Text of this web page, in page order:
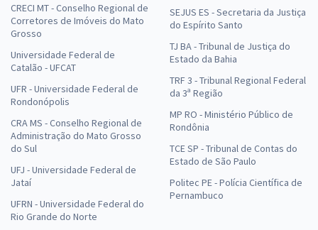
CRECI MT - Conselho Regional de
Corretores de Imóveis do Mato
Grosso
Universidade Federal de
Catalão - UFCAT
UFR - Universidade Federal de
Rondonópolis
CRA MS - Conselho Regional de
Administração do Mato Grosso
do Sul
UFJ - Universidade Federal de
Jataí
UFRN - Universidade Federal do
Rio Grande do Norte
SEJUS ES - Secretaria da Justiça
do Espírito Santo
TJ BA - Tribunal de Justiça do
Estado da Bahia
TRF 3 - Tribunal Regional Federal
da 3ª Região
MP RO - Ministério Público de
Rondônia
TCE SP - Tribunal de Contas do
Estado de São Paulo
Politec PE - Polícia Científica de
Pernambuco